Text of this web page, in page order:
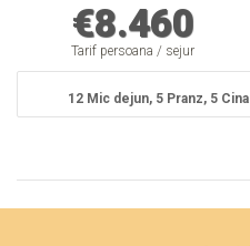
€8.460
Tarif persoana / sejur
12 Mic dejun, 5 Pranz, 5 Cina